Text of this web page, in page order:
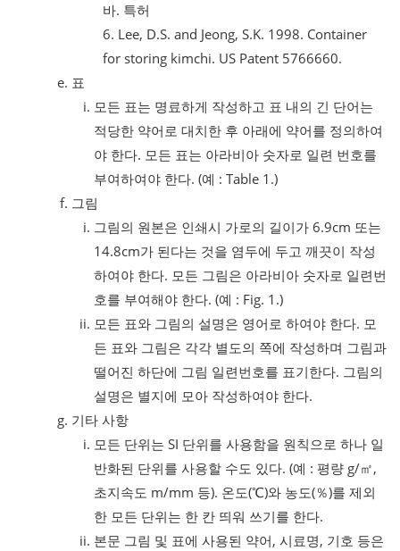
바. 특허
6. Lee, D.S. and Jeong, S.K. 1998. Container
for storing kimchi. US Patent 5766660.
표
모든 표는 명료하게 작성하고 표 내의 긴 단어는
적당한 약어로 대치한 후 아래에 약어를 정의하여
야 한다. 모든 표는 아라비아 숫자로 일련 번호를
부여하여야 한다. (예 : Table 1.)
그림
그림의 원본은 인쇄시 가로의 길이가 6.9cm 또는
14.8cm가 된다는 것을 염두에 두고 깨끗이 작성
하여야 한다. 모든 그림은 아라비아 숫자로 일련번
호를 부여해야 한다. (예 : Fig. 1.)
모든 표와 그림의 설명은 영어로 하여야 한다. 모
든 표와 그림은 각각 별도의 쪽에 작성하며 그림과
떨어진 하단에 그림 일련번호를 표기한다. 그림의
설명은 별지에 모아 작성하여야 한다.
기타 사항
모든 단위는 SI 단위를 사용함을 원칙으로 하나 일
반화된 단위를 사용할 수도 있다. (예 : 평량 g/㎡,
초지속도 m/mm 등). 온도(℃)와 농도(％)를 제외
한 모든 단위는 한 칸 띄워 쓰기를 한다.
본문 그림 및 표에 사용된 약어, 시료명, 기호 등은